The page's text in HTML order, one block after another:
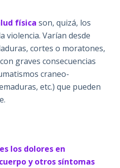
física son, quizá, los
violencia. Varían desde
cortes o moratones,
graves consecuencias
craneo-
etc.) que pueden
los dolores en
y otros síntomas